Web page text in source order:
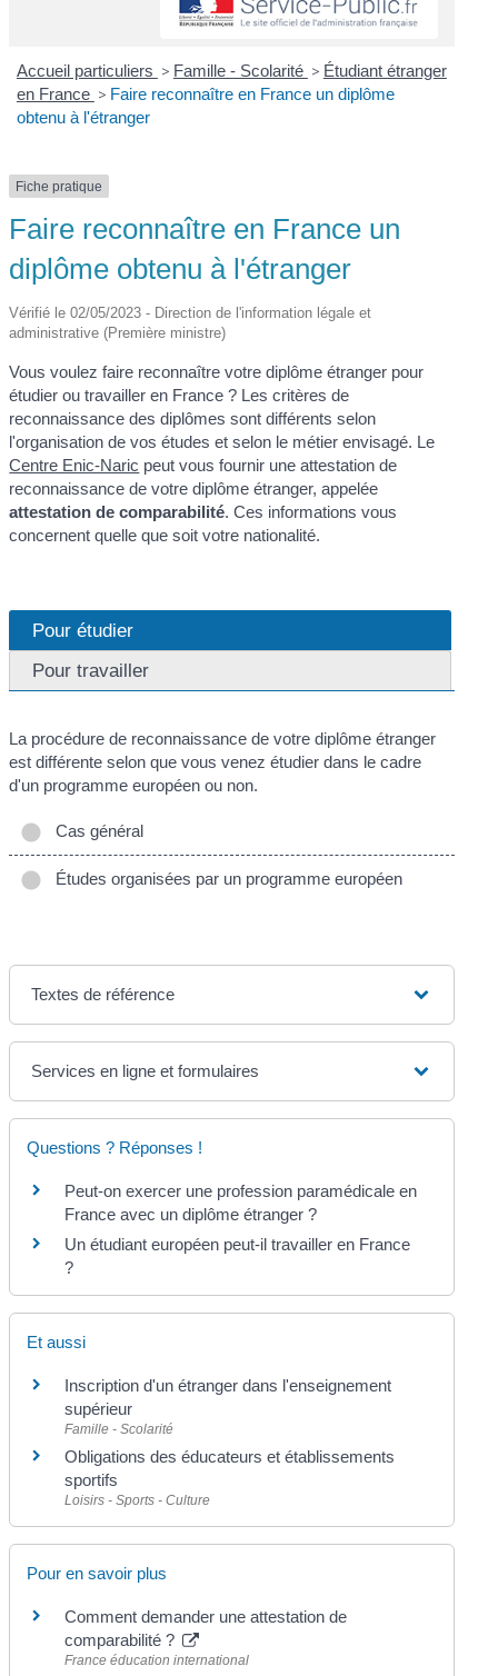
Accueil particuliers > Famille - Scolarité > Étudiant étranger
en France > Faire reconnaître en France un diplôme
obtenu à l'étranger
Fiche pratique
Faire reconnaître en France un
diplôme obtenu à l'étranger
Vérifié le 02/05/2023 - Direction de l'information légale et
administrative (Première ministre)
Vous voulez faire reconnaître votre diplôme étranger pour
étudier ou travailler en France ? Les critères de
reconnaissance des diplômes sont différents selon
l'organisation de vos études et selon le métier envisagé. Le
Centre Enic-Naric peut vous fournir une attestation de
reconnaissance de votre diplôme étranger, appelée
attestation de comparabilité. Ces informations vous
concernent quelle que soit votre nationalité.
Pour étudier
Pour travailler
La procédure de reconnaissance de votre diplôme étranger
est différente selon que vous venez étudier dans le cadre
d'un programme européen ou non.
Cas général
Études organisées par un programme européen
Textes de référence
Services en ligne et formulaires
Questions ? Réponses !
Peut-on exercer une profession paramédicale en
France avec un diplôme étranger ?
Un étudiant européen peut-il travailler en France
?
Et aussi
Inscription d'un étranger dans l'enseignement
supérieur
Famille - Scolarité
Obligations des éducateurs et établissements
sportifs
Loisirs - Sports - Culture
Pour en savoir plus
Comment demander une attestation de
comparabilité ?
France éducation international